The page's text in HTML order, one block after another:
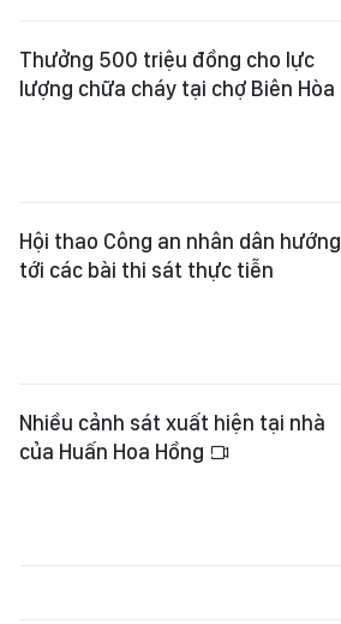
Thưởng 500 triệu đồng cho lực
lượng chữa cháy tại chợ Biên Hòa
Hội thao Công an nhân dân hướng
tới các bài thi sát thực tiễn
Nhiều cảnh sát xuất hiện tại nhà
của Huấn Hoa Hồng